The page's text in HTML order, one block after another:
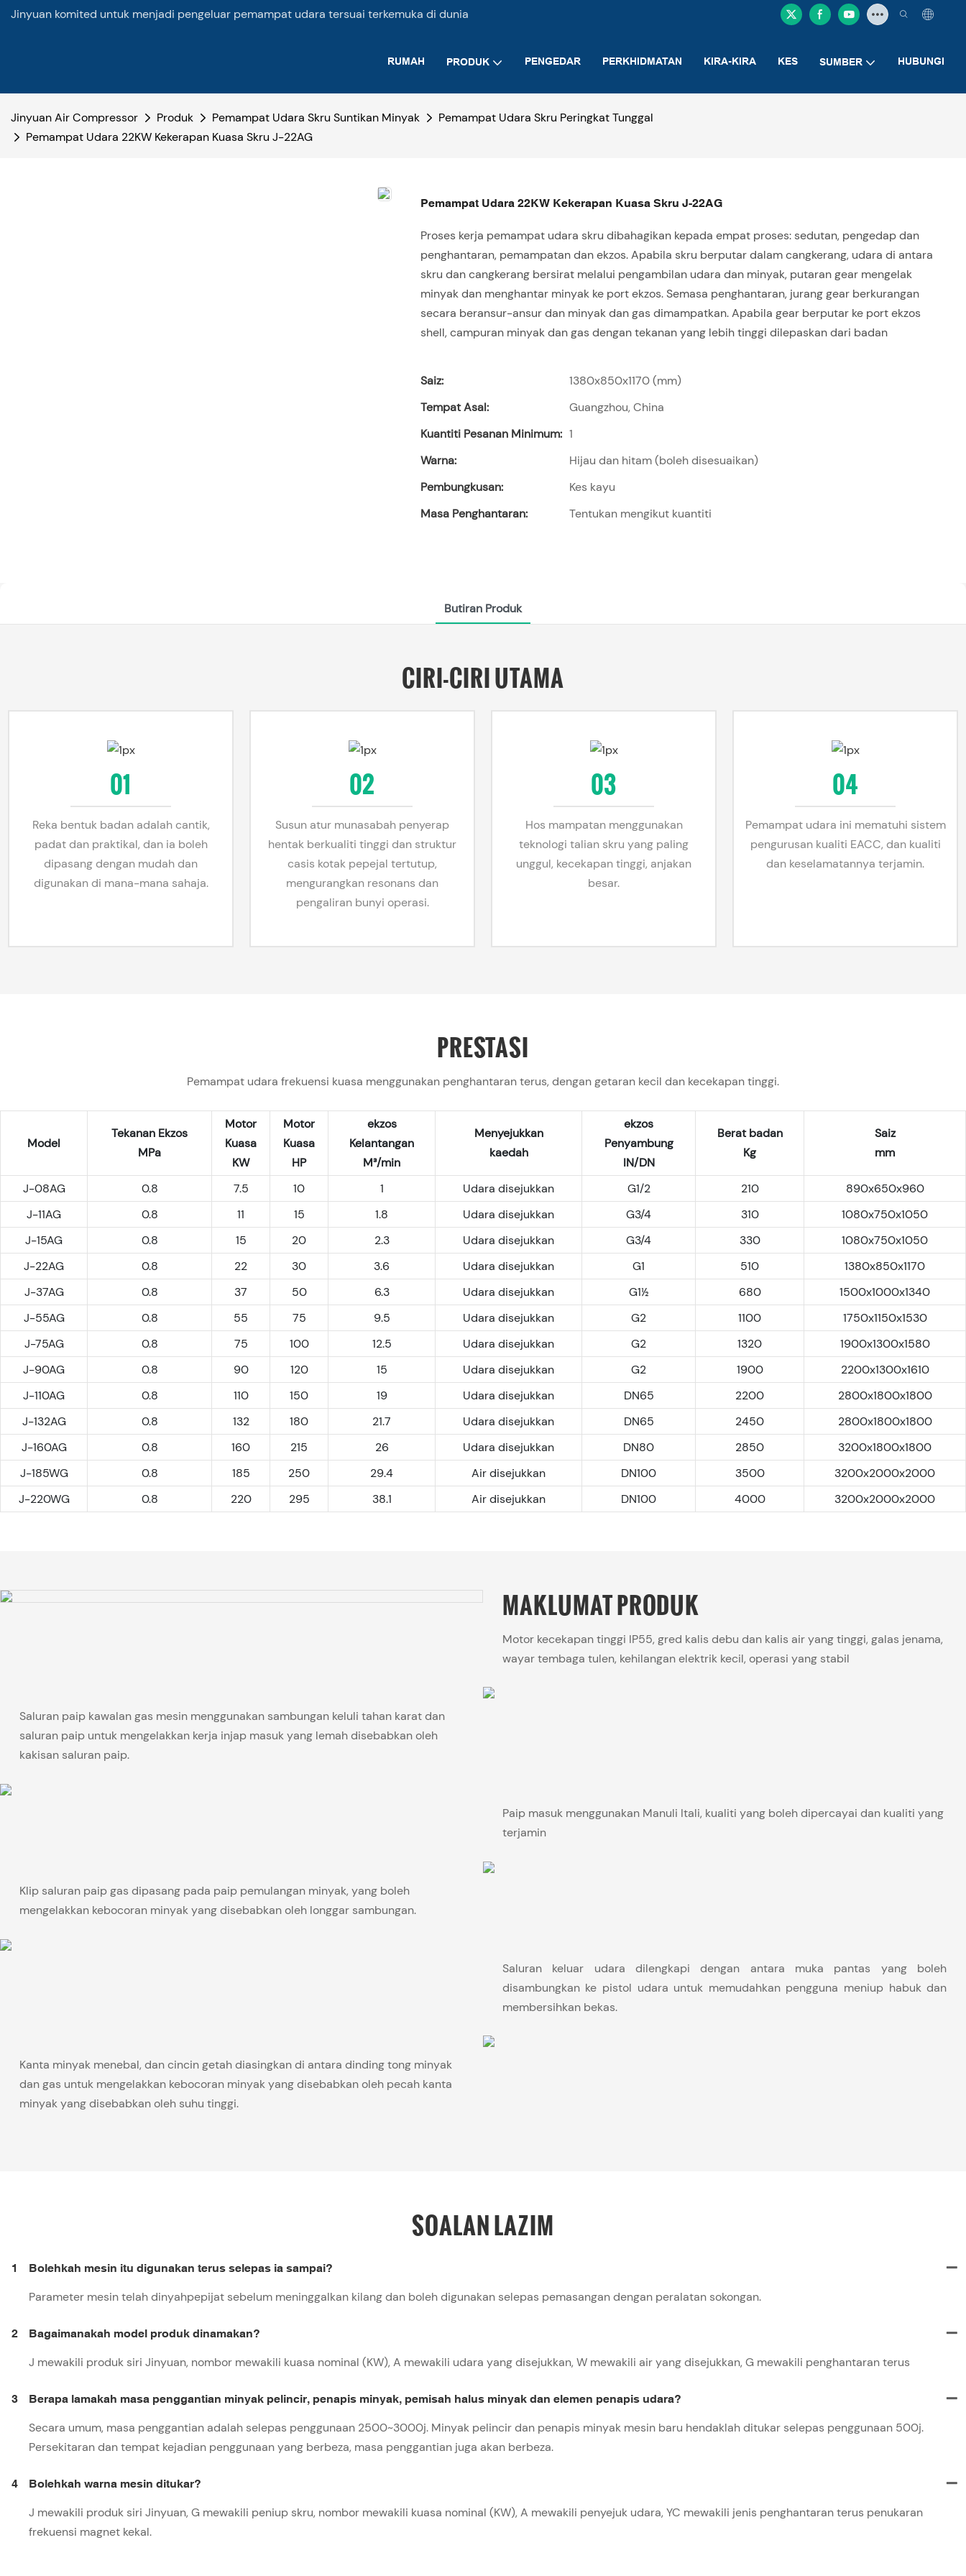
Jinyuan komited untuk menjadi pengeluar pemampat udara tersuai terkemuka di dunia
RUMAH PRODUK PENGEDAR PERKHIDMATAN KIRA-KIRA KES SUMBER HUBUNGI
Jinyuan Air Compressor Produk Pemampat Udara Skru Suntikan Minyak
Pemampat Udara Skru Peringkat Tunggal
Pemampat Udara 22KW Kekerapan Kuasa Skru J-22AG
Pemampat Udara 22KW Kekerapan Kuasa Skru J-22AG
Proses kerja pemampat udara skru dibahagikan kepada empat proses: sedutan, pengedap dan
penghantaran, pemampatan dan ekzos. Apabila skru berputar dalam cangkerang, udara di antara
skru dan cangkerang bersirat melalui pengambilan udara dan minyak, putaran gear mengelak
minyak dan menghantar minyak ke port ekzos. Semasa penghantaran, jurang gear berkurangan
secara beransur-ansur dan minyak dan gas dimampatkan. Apabila gear berputar ke port ekzos
shell, campuran minyak dan gas dengan tekanan yang lebih tinggi dilepaskan dari badan
Saiz:
1380x850x1170 (mm)
Tempat Asal:
Guangzhou, China
Kuantiti Pesanan Minimum: 1
Warna:
Hijau dan hitam (boleh disesuaikan)
Pembungkusan:
Kes kayu
Masa Penghantaran:
Tentukan mengikut kuantiti
Butiran Produk
CIRI-CIRI UTAMA
01
Reka bentuk badan adalah cantik,
padat dan praktikal, dan ia boleh
dipasang dengan mudah dan
digunakan di mana-mana sahaja.
02
Susun atur munasabah penyerap
hentak berkualiti tinggi dan struktur
casis kotak pepejal tertutup,
mengurangkan resonans dan
pengaliran bunyi operasi.
03
Hos mampatan menggunakan
teknologi talian skru yang paling
unggul, kecekapan tinggi, anjakan
besar.
04
Pemampat udara ini mematuhi sistem
pengurusan kualiti EACC, dan kualiti
dan keselamatannya terjamin.
PRESTASI
Pemampat udara frekuensi kuasa menggunakan penghantaran terus, dengan getaran kecil dan kecekapan tinggi.
Model
Tekanan Ekzos
MPa
Motor
Kuasa
KW
Motor
Kuasa
HP
ekzos
Kelantangan
M³/min
Menyejukkan
kaedah
ekzos
Penyambung
IN/DN
Berat badan
Kg
Saiz
mm
J-08AG 0.8 7.5 10 1 Udara disejukkan G1/2 210
890x650x960
J-11AG
0.8 11 15 1.8 Udara disejukkan G3/4 310
1080x750x1050
J-15AG
0.8 15 20 2.3 Udara disejukkan G3/4 330
1080x750x1050
J-22AG
0.8 22 30 3.6 Udara disejukkan G1 510
1380x850x1170
J-37AG
0.8 37 50 6.3 Udara disejukkan G1½ 680
1500x1000x1340
J-55AG
0.8 55 75 9.5 Udara disejukkan G2 1100
1750x1150x1530
J-75AG
0.8 75 100 12.5 Udara disejukkan G2 1320
1900x1300x1580
J-90AG
0.8 90 120 15 Udara disejukkan G2 1900
2200x1300x1610
J-110AG
0.8 110 150 19 Udara disejukkan DN65 2200
2800x1800x1800
J-132AG
0.8 132 180 21.7 Udara disejukkan DN65 2450
2800x1800x1800
J-160AG
0.8 160 215 26 Udara disejukkan DN80 2850
3200x1800x1800
J-185WG
0.8 185 250 29.4 Air disejukkan DN100 3500
3200x2000x2000
J-220WG
0.8 220 295 38.1 Air disejukkan DN100 4000 3200x2000x2000
MAKLUMAT PRODUK
Motor kecekapan tinggi IP55, gred kalis debu dan kalis air yang tinggi, galas jenama,
wayar tembaga tulen, kehilangan elektrik kecil, operasi yang stabil
Saluran paip kawalan gas mesin menggunakan sambungan keluli tahan karat dan
saluran paip untuk mengelakkan kerja injap masuk yang lemah disebabkan oleh
kakisan saluran paip.
Paip masuk menggunakan Manuli Itali, kualiti yang boleh dipercayai dan kualiti yang
terjamin
Klip saluran paip gas dipasang pada paip pemulangan minyak, yang boleh
mengelakkan kebocoran minyak yang disebabkan oleh longgar sambungan.
Saluran keluar udara dilengkapi dengan antara muka pantas yang boleh
disambungkan ke pistol udara untuk memudahkan pengguna meniup habuk dan
membersihkan bekas.
Kanta minyak menebal, dan cincin getah diasingkan di antara dinding tong minyak
dan gas untuk mengelakkan kebocoran minyak yang disebabkan oleh pecah kanta
minyak yang disebabkan oleh suhu tinggi.
SOALAN LAZIM
1 Bolehkah mesin itu digunakan terus selepas ia sampai?
Parameter mesin telah dinyahpepijat sebelum meninggalkan kilang dan boleh digunakan selepas pemasangan dengan peralatan sokongan.
2 Bagaimanakah model produk dinamakan?
J mewakili produk siri Jinyuan, nombor mewakili kuasa nominal (KW), A mewakili udara yang disejukkan, W mewakili air yang disejukkan, G mewakili penghantaran terus
3 Berapa lamakah masa penggantian minyak pelincir, penapis minyak, pemisah halus minyak dan elemen penapis udara?
Secara umum, masa penggantian adalah selepas penggunaan 2500~3000j. Minyak pelincir dan penapis minyak mesin baru hendaklah ditukar selepas penggunaan 500j.
Persekitaran dan tempat kejadian penggunaan yang berbeza, masa penggantian juga akan berbeza.
4 Bolehkah warna mesin ditukar?
J mewakili produk siri Jinyuan, G mewakili peniup skru, nombor mewakili kuasa nominal (KW), A mewakili penyejuk udara, YC mewakili jenis penghantaran terus penukaran
frekuensi magnet kekal.